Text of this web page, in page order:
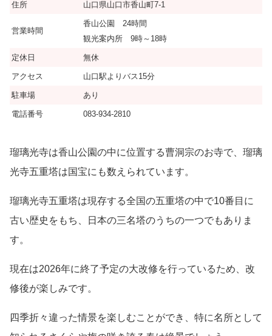
住所 山口県山口市香山町7-1
営業時間
香山公園 24時間
観光案内所 9時～18時
定休日 無休
アクセス 山口駅よりバス15分
駐車場 あり
電話番号 083-934-2810
瑠璃光寺は香山公園の中に位置する曹洞宗のお寺で、瑠璃
光寺五重塔は国宝にも数えられています。
瑠璃光寺五重塔は現存する全国の五重塔の中で10番目に
古い歴史をもち、日本の三名塔のうちの一つでもありま
す。
現在は2026年に終了予定の大改修を行っているため、改
修後が楽しみです。
四季折々違った情景を楽しむことができ、特に名所として